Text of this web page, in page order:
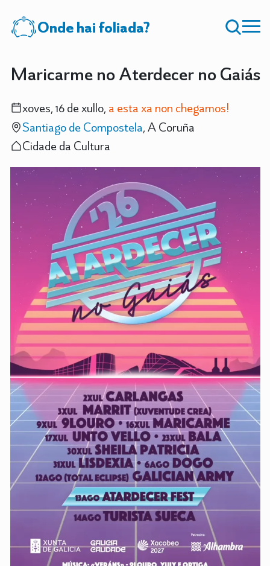
Onde hai foliada?
Maricarme no Aterdecer no Gaiás
xoves, 16 de xullo, a esta xa non chegamos!
Santiago de Compostela, A Coruña
Cidade da Cultura